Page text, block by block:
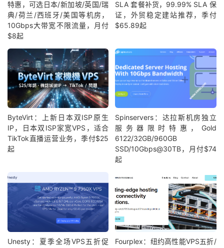
特惠，可选日本/新加坡/英国/瑞
典/荷兰/西班牙/美国等机房，
10Gbps大带宽不限流量，月付
$8起
SLA 套餐补货，99.99% SLA 保
证，外贸稳定建站推荐，季付
$65.89起
ByteVirt：上新日本双ISP原生
IP，日本双ISP家宽VPS，适合
TikTok直播运营业务，季付$25
起
Spinservers：达拉斯机房独立
服务器限时特惠，Gold
6122/32GB/960GB
SSD/10Gbps@30TB，月付$74
起
Unesty：夏季全场VPS五折促
Fourplex：纽约高性能VPS五折/